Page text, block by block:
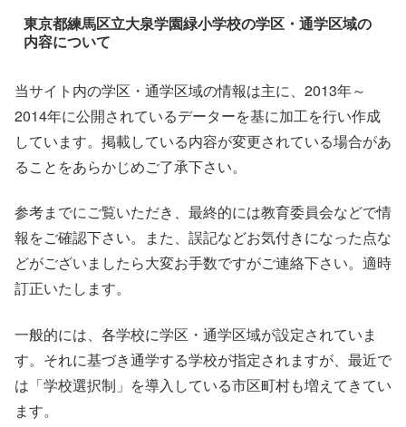
東京都練馬区立大泉学園緑小学校の学区・通学区域の
内容について
当サイト内の学区・通学区域の情報は主に、2013年～
2014年に公開されているデーターを基に加工を行い作成
しています。掲載している内容が変更されている場合があ
ることをあらかじめご了承下さい。
参考までにご覧いただき、最終的には教育委員会などで情
報をご確認下さい。また、誤記などお気付きになった点な
どがございましたら大変お手数ですがご連絡下さい。適時
訂正いたします。
一般的には、各学校に学区・通学区域が設定されていま
す。それに基づき通学する学校が指定されますが、最近で
は「学校選択制」を導入している市区町村も増えてきてい
ます。